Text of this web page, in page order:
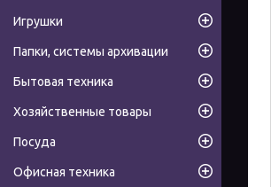
Игрушки
Папки, системы архивации
Бытовая техника
Хозяйственные товары
Посуда
Офисная техника